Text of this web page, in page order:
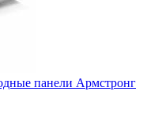
панели Армстронг